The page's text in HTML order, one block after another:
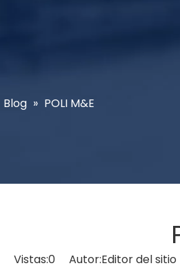
Blog » POLI M&E
Vistas:0 Autor:Editor del